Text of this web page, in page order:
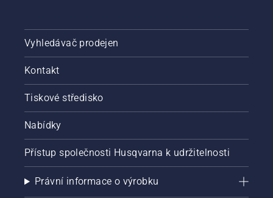
Vyhledávač prodejen
Kontakt
Tiskové středisko
Nabídky
Přístup společnosti Husqvarna k udržitelnosti
Právní informace o výrobku